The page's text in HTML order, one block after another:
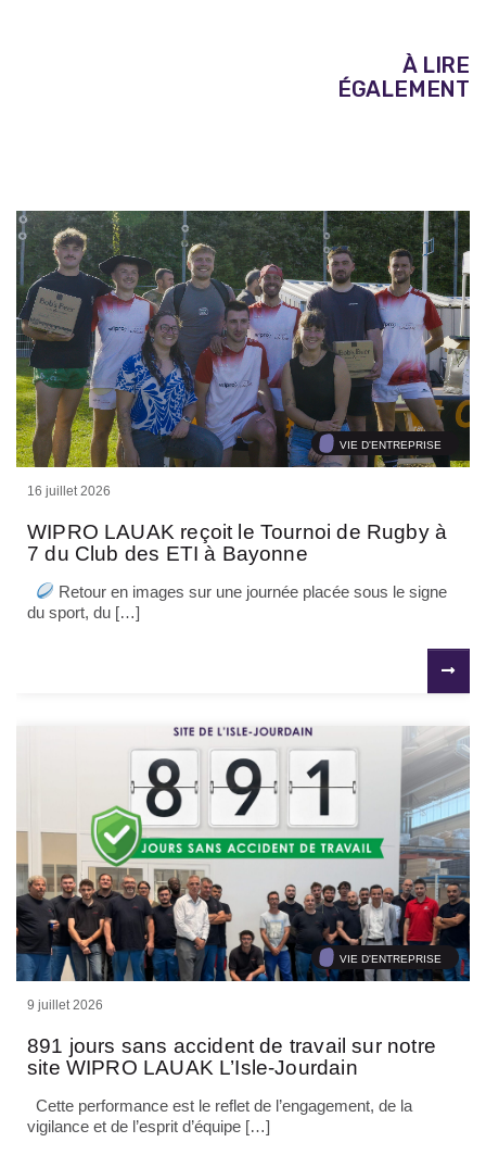
À LIRE
ÉGALEMENT
VIE D'ENTREPRISE
16 juillet 2026
WIPRO LAUAK reçoit le Tournoi de Rugby à
7 du Club des ETI à Bayonne
Retour en images sur une journée placée sous le signe
du sport, du […]
VIE D'ENTREPRISE
9 juillet 2026
891 jours sans accident de travail sur notre
site WIPRO LAUAK L’Isle-Jourdain
Cette performance est le reflet de l’engagement, de la
vigilance et de l’esprit d’équipe […]